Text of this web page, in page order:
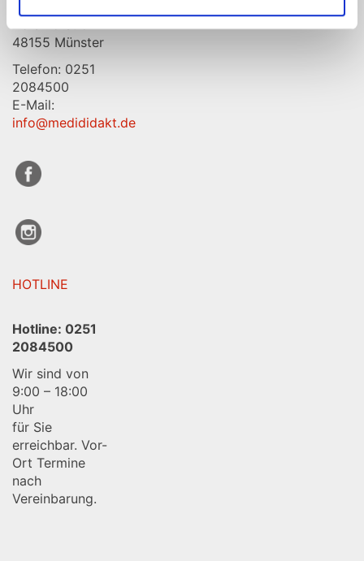
Adlerhorst 5
48155 Münster
Telefon: 0251
2084500
E-Mail:
info@medididakt.de
HOTLINE
Hotline: 0251
2084500
Wir sind von
9:00 – 18:00
Uhr
für Sie
erreichbar. Vor-
Ort Termine
nach
Vereinbarung.